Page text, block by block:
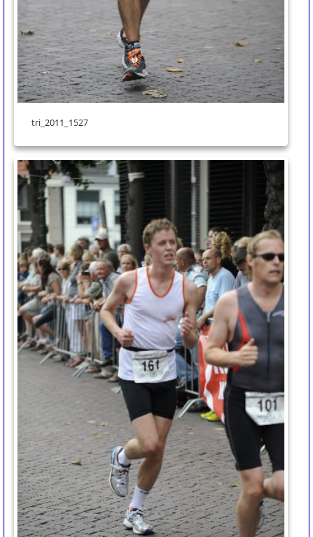
tri_2011_1527